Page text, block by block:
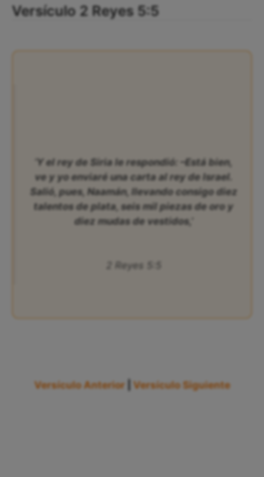
Versículo 2 Reyes 5:5
‘Y el rey de Siria le respondió: –Está bien,
ve y yo enviaré una carta al rey de Israel.
Salió, pues, Naamán, llevando consigo diez
talentos de plata, seis mil piezas de oro y
diez mudas de vestidos,’
2 Reyes 5:5
Versículo Anterior Versículo Siguiente